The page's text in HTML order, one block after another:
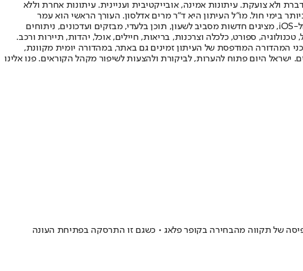
ולא צועקת. עיתונות אמינה, אובייקטיבית ועניינית. עיתונות אחרת וללא
בעל שיעור החשיפה הגבוה ביותר בימי חול. מו"ל העיתון היא ד"ר מרים אדלסון. העורך הראשי הוא עמר
לחמנוביץ, והעורך המייסד הוא עמוס רגב. אתרי האינטרנט של "ישראל היום" בעברית ובאנגלית, כמו כן היישומונים (אפליקציות) לאנדרואיד ול-iOS, מציגים חדשות מסביב לשעון, תוכן בלעדי, מבזקים ועדכונים, ניתוחים
ספורט, כלכלה וצרכנות, בריאות, חיילים, אוכל, יהדות, תיירות ורכב.
המהדורה המודפסת של העיתון זמינים גם באתר, במהדורה יומית מקוונת,
ישראל היום פתוח להערות, לביקורת ולהצעות לשיפור מקהל הקוראים. פנו אלינו
פיסה של תקווה מהבחירה בקופר פלאג • כשגם זו התרסקה בפתיחת העונה